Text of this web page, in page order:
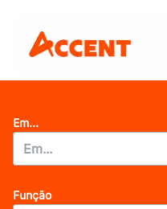
Em...
Função